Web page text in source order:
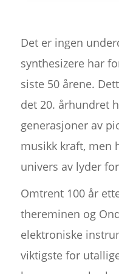
Det er ingen
synthesizere har
siste 50 årene.
det 20. århundret
generasjoner av
musikk kraft, men
univers av lyder
Omtrent 100 år
thereminen og
elektroniske
viktigste for